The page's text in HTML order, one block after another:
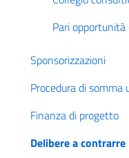
Pari
Sponsorizzazioni
Procedura di somma
Finanza di progetto
Delibere a contrarre